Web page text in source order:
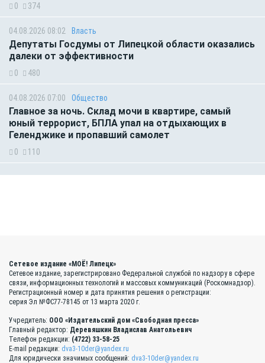
0 374
04.08.2026 08:02 Власть
Депутаты Госдумы от Липецкой области оказались
далеки от эффективности
0 480
04.08.2026 07:00 Общество
Главное за ночь. Склад мочи в квартире, самый
юный террорист, БПЛА упал на отдыхающих в
Геленджике и пропавший самолет
0 110
Сетевое издание «МОЁ! Липецк»
Сетевое издание, зарегистрировано Федеральной службой по надзору в сфере
связи, информационных технологий и массовых коммуникаций (Роскомнадзор).
Регистрационный номер и дата принятия решения о регистрации:
серия Эл №ФС77-78145 от 13 марта 2020 г.
Учредитель: ООО «Издательский дом «Свободная пресса»
Главный редактор: Деревяшкин Владислав Анатольевич
Телефон редакции: (4722) 33-58-25
E-mail редакции: dva3-10der@yandex.ru
Для юридически значимых сообщений: dva3-10der@yandex.ru